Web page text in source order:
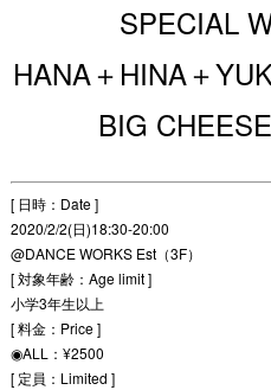
SPECIAL
HANA＋HINA＋
BIG
[ 日時：Date ]
2020/2/2(日)18:30-20:00
@DANCE WORKS Est（3F）
[ 対象年齢：Age limit ]
小学3年生以上
[ 料金：Price ]
◉ALL：¥2500
[ 定員：Limited ]